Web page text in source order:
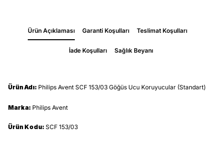
Ürün Açıklaması Garanti Koşulları Teslimat Koşulları
İade Koşulları Sağlık Beyanı
Ürün Adı: Philips Avent SCF 153/03 Göğüs Ucu Koruyucular (Standart)
Marka: Philips Avent
Ürün Kodu: SCF 153/03